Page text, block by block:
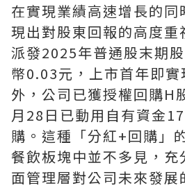
在實現業績高速增長的同
現出對股東回報的高度重
派發2025年普通股末期
幣0.03元，上市首年即
外，公司已獲授權回購H
月28日已動用自有資金
購。這種「分紅+回購」
餐飲板塊中並不多見，充
面管理層對公司未來發展